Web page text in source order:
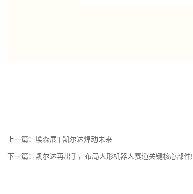
上一篇：埃森展 | 凯尔达焊动未来
下一篇：凯尔达再出手，布局人形机器人赛道关键核心部件!